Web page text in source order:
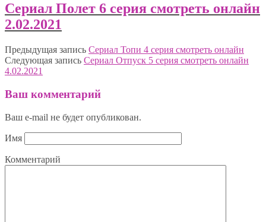
Сериал Полет 6 серия смотреть онлайн
2.02.2021
Предыдущая запись Сериал Топи 4 серия смотреть онлайн
Следующая запись Сериал Отпуск 5 серия смотреть онлайн
4.02.2021
Ваш комментарий
Ваш e-mail не будет опубликован.
Имя
Комментарий